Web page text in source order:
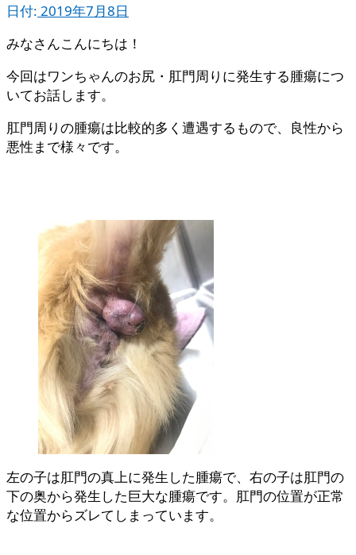
日付: 2019年7月8日
みなさんこんにちは！
今回はワンちゃんのお尻・肛門周りに発生する腫瘍につ
いてお話します。
肛門周りの腫瘍は比較的多く遭遇するもので、良性から
悪性まで様々です。
左の子は肛門の真上に発生した腫瘍で、右の子は肛門の
下の奥から発生した巨大な腫瘍です。肛門の位置が正常
な位置からズレてしまっています。